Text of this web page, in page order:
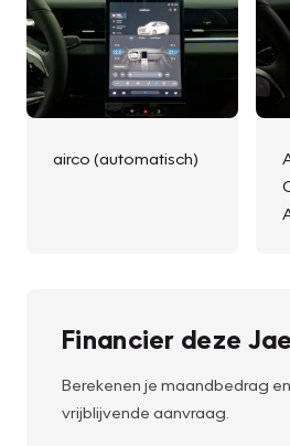
airco (automatisch)
Financier deze
Berekenen je maandbedrag
vrijblijvende aanvraag.